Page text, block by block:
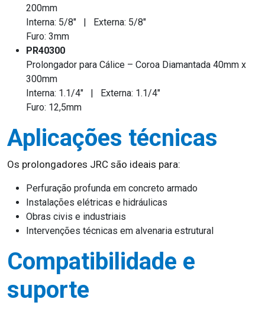
200mm
Interna: 5/8" | Externa: 5/8"
Furo: 3mm
PR40300
Prolongador para Cálice – Coroa Diamantada 40mm x
300mm
Interna: 1.1/4" | Externa: 1.1/4"
Furo: 12,5mm
Aplicações técnicas
Os prolongadores JRC são ideais para:
Perfuração profunda em concreto armado
Instalações elétricas e hidráulicas
Obras civis e industriais
Intervenções técnicas em alvenaria estrutural
Compatibilidade e
suporte